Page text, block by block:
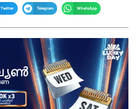
Twitter Telegram WhatsApp